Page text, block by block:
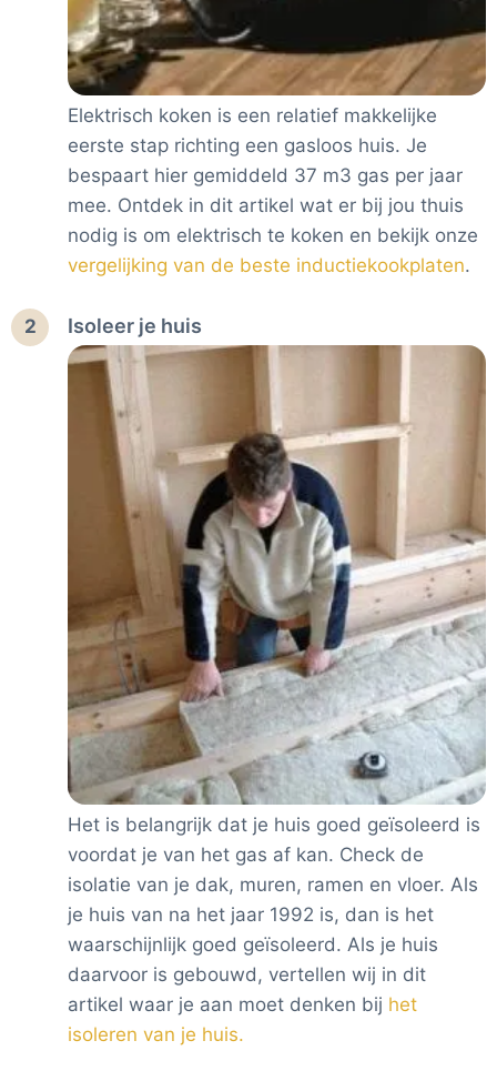
Elektrisch koken is een relatief makkelijke
eerste stap richting een gasloos huis. Je
bespaart hier gemiddeld 37 m3 gas per jaar
mee. Ontdek in dit artikel wat er bij jou thuis
nodig is om elektrisch te koken en bekijk onze
vergelijking van de beste inductiekookplaten.
2 Isoleer je huis
Het is belangrijk dat je huis goed geïsoleerd is
voordat je van het gas af kan. Check de
isolatie van je dak, muren, ramen en vloer. Als
je huis van na het jaar 1992 is, dan is het
waarschijnlijk goed geïsoleerd. Als je huis
daarvoor is gebouwd, vertellen wij in dit
artikel waar je aan moet denken bij het
isoleren van je huis.